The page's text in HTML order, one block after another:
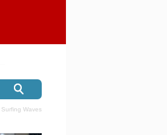
Surfing Waves